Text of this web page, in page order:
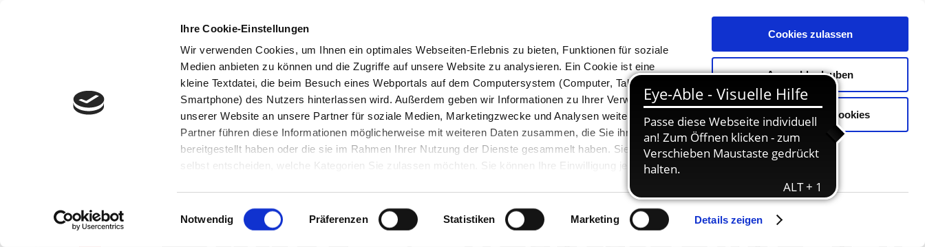
Ihre Cookie-Einstellungen
Wir verwenden Cookies, um Ihnen ein optimales Webseiten-Erlebnis zu bieten, Funktionen für soziale
Medien anbieten zu können und die Zugriffe auf unsere Website zu analysieren. Ein Cookie ist eine
kleine Textdatei, die beim Besuch eines Webportals auf dem Computersystem (Computer, Tablet oder
Smartphone) des Nutzers hinterlassen wird. Außerdem geben wir Informationen zu Ihrer Verwendung
unserer Website an unsere Partner für soziale Medien, Marketingzwecke und Analysen weiter. Unsere
Partner führen diese Informationen möglicherweise mit weiteren Daten zusammen, die Sie ihnen
bereitgestellt haben oder die sie im Rahmen Ihrer Nutzung der Dienste gesammelt haben. Sie können
selbst entscheiden, welche Kategorien Sie zulassen möchten. Sie können Ihre Einwilligung jederzeit
Einwilligungsauswahl
Notwendig Präferenzen Statistiken Marketing Details zeigen
Cookies zulassen
Auswahl erlauben
Nur notwendige Cookies